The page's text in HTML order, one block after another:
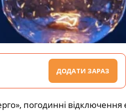
ДОДАТИ ЗАРАЗ
погодинні відключення